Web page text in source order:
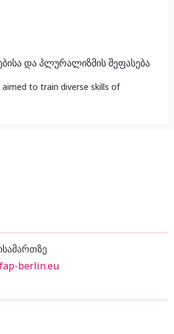
და პლურალიზმის შეფასება
to train diverse skills of
berlin.eu